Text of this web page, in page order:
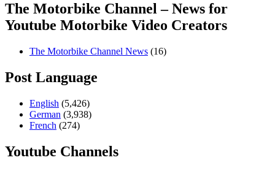
The Motorbike Channel – News for
Youtube Motorbike Video Creators
The Motorbike Channel News (16)
Post Language
English (5,426)
German (3,938)
French (274)
Youtube Channels